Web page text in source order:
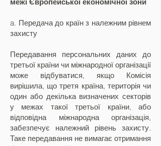
a. Передача до країн з належним рівнем
захисту
Передавання персональних даних до
третьої країни чи міжнародної організації
може відбуватися, якщо Комісія
вирішила, що третя країна, територія чи
один або декілька визначених секторів
у межах такої третьої країни, або
відповідна міжнародна організація,
забезпечує належний рівень захисту.
Таке передавання не вимагає отримання